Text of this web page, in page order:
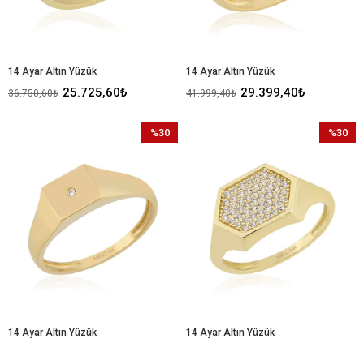
14 Ayar Altın Yüzük
25.725,60₺
36.750,60₺
14 Ayar Altın Yüzük
29.399,40₺
41.999,40₺
14 Ayar Altın Yüzük
%30
14 Ayar Altın Yüzük
%30